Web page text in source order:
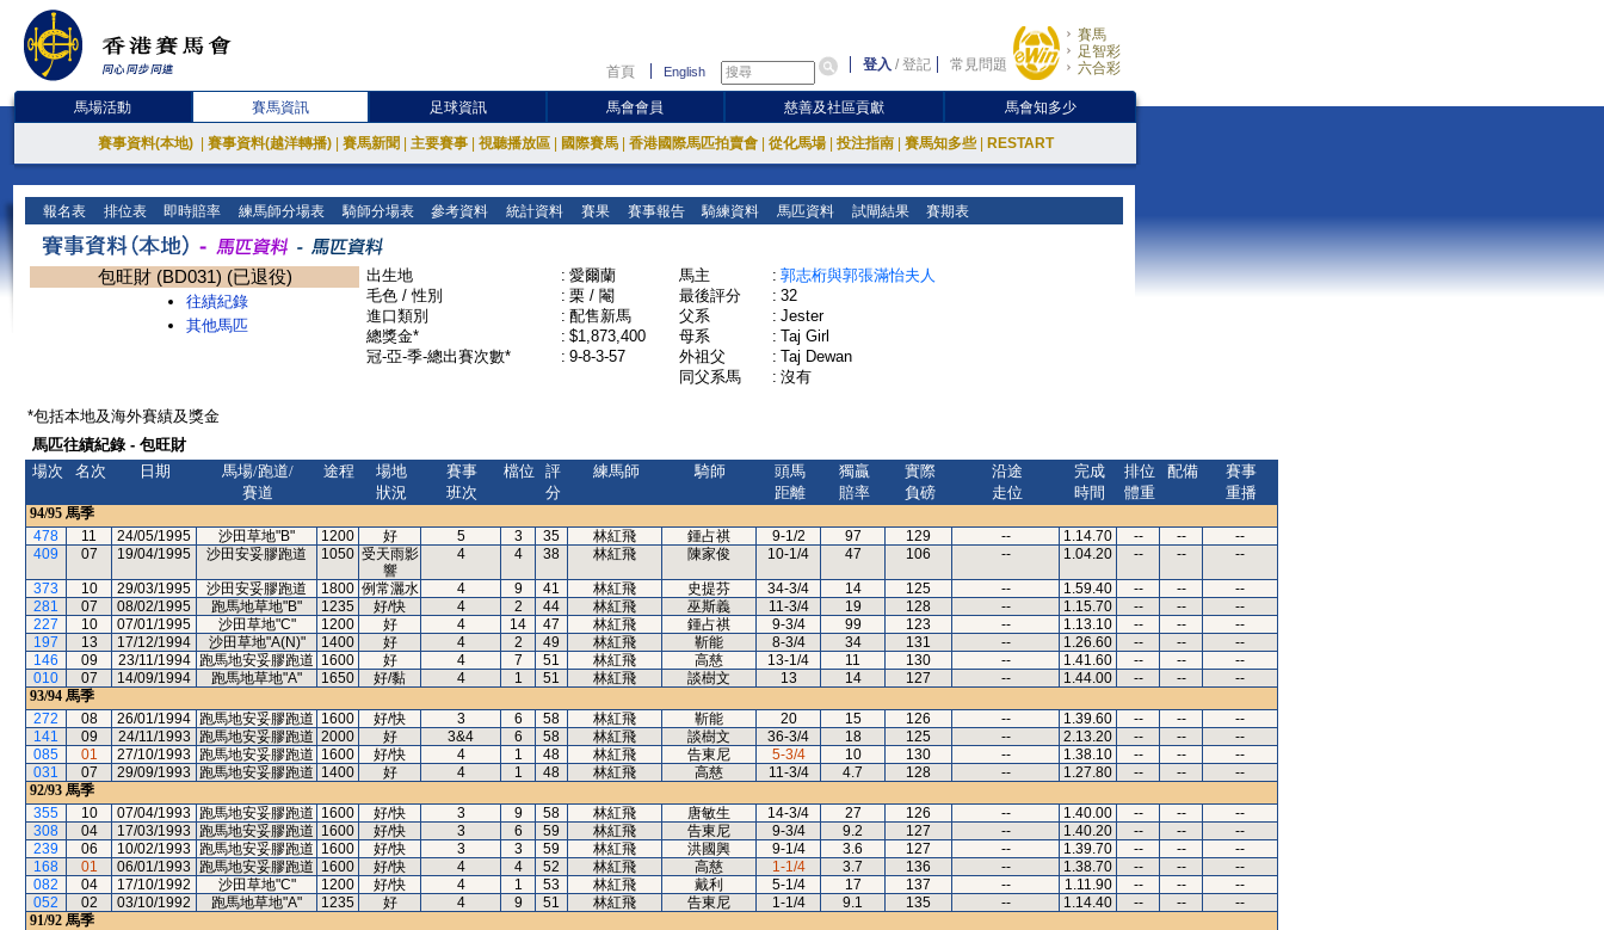
首頁 English 登入 /登記 常見問題
賽馬
足智彩
六合彩
馬場活動 賽馬資訊 足球資訊 馬會會員 慈善及社區貢獻 馬會知多少
賽事資料(本地) 賽事資料(越洋轉播) 賽馬新聞 主要賽事 視聽播放區 國際賽馬 香港國際馬匹拍賣會 從化馬場 投注指南 賽馬知多些 RESTART
報名表 排位表 即時賠率 練馬師分場表 騎師分場表 參考資料 統計資料 賽果 賽事報告 騎練資料 馬匹資料 試閘結果 賽期表
包旺財 (BD031) (已退役)
往績紀錄
其他馬匹
出生地 : 愛爾蘭
毛色 / 性別
: 栗 / 閹
進口類別
: 配售新馬
總獎金*
: $1,873,400
冠-亞-季-總出賽次數*
: 9-8-3-57
馬主 : 郭志桁與郭張滿怡夫人
最後評分
: 32
父系
: Jester
母系
: Taj Girl
外祖父
: Taj Dewan
同父系馬
: 沒有
*包括本地及海外賽績及獎金
馬匹往績紀錄 - 包旺財
場次
名次 日期
馬場/跑道/
賽道
途程
場地
狀況
賽事
班次
檔位
評
分
練馬師 騎師
頭馬
距離
獨贏
賠率
實際
負磅
沿途
走位
完成
時間
排位
體重
配備
賽事
重播
94/95 馬季
478
11 24/05/1995 沙田草地"B" 1200 好 5 3 35 林紅飛 鍾占祺 9-1/2 97 129 -- 1.14.70 -- --
--
409
07 19/04/1995 沙田安妥膠跑道 1050 受天雨影
響
4 4 38 林紅飛 陳家俊 10-1/4 47 106 -- 1.04.20 -- -- --
373 10 29/03/1995 沙田安妥膠跑道 1800 例常灑水 4 9 41 林紅飛 史提芬 34-3/4 14 125 -- 1.59.40 -- --
--
281
07 08/02/1995 跑馬地草地"B" 1235 好/快 4 2 44 林紅飛 巫斯義 11-3/4 19 128 -- 1.15.70 -- --
--
227
10 07/01/1995 沙田草地"C" 1200 好 4 14 47 林紅飛 鍾占祺 9-3/4 99 123 -- 1.13.10 -- --
--
197
13 17/12/1994 沙田草地"A(N)" 1400 好 4 2 49 林紅飛 靳能 8-3/4 34 131 -- 1.26.60 -- --
--
146
09 23/11/1994 跑馬地安妥膠跑道 1600 好 4 7 51 林紅飛 高慈 13-1/4 11 130 -- 1.41.60 -- --
--
010
07 14/09/1994 跑馬地草地"A" 1650 好/黏 4 1 51 林紅飛 談樹文 13 14 127 -- 1.44.00 -- --
--
93/94 馬季
272
08 26/01/1994 跑馬地安妥膠跑道 1600 好/快 3 6 58 林紅飛 靳能 20 15 126 -- 1.39.60 -- --
--
141
09 24/11/1993 跑馬地安妥膠跑道 2000 好 3&4 6 58 林紅飛 談樹文 36-3/4 18 125 -- 2.13.20 -- --
--
085
01 27/10/1993 跑馬地安妥膠跑道 1600 好/快 4 1 48 林紅飛 告東尼 5-3/4 10 130 -- 1.38.10 -- --
--
031
07 29/09/1993 跑馬地安妥膠跑道 1400 好 4 1 48 林紅飛 高慈 11-3/4 4.7 128 -- 1.27.80 -- --
--
92/93 馬季
355
10 07/04/1993 跑馬地安妥膠跑道 1600 好/快 3 9 58 林紅飛 唐敏生 14-3/4 27 126 -- 1.40.00 -- --
--
308
04 17/03/1993 跑馬地安妥膠跑道 1600 好/快 3 6 59 林紅飛 告東尼 9-3/4 9.2 127 -- 1.40.20 -- --
--
239
06 10/02/1993 跑馬地安妥膠跑道 1600 好/快 3 3 59 林紅飛 洪國興 9-1/4 3.6 127 -- 1.39.70 -- --
--
168
01 06/01/1993 跑馬地安妥膠跑道 1600 好/快 4 4 52 林紅飛 高慈 1-1/4 3.7 136 -- 1.38.70 -- --
--
082
04 17/10/1992 沙田草地"C" 1200 好/快 4 1 53 林紅飛 戴利 5-1/4 17 137 -- 1.11.90 -- --
--
052
02 03/10/1992 跑馬地草地"A" 1235 好 4 9 51 林紅飛 告東尼 1-1/4 9.1 135 -- 1.14.40 -- --
--
91/92 馬季